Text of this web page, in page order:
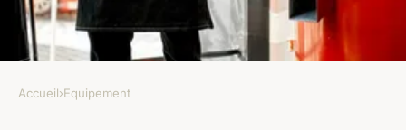
EQUIPEMENT
Accueil›Equipement